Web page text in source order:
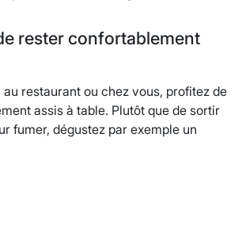
rester confortablement
au restaurant ou chez vous, profitez de
assis à table. Plutôt que de sortir
fumer, dégustez par exemple un